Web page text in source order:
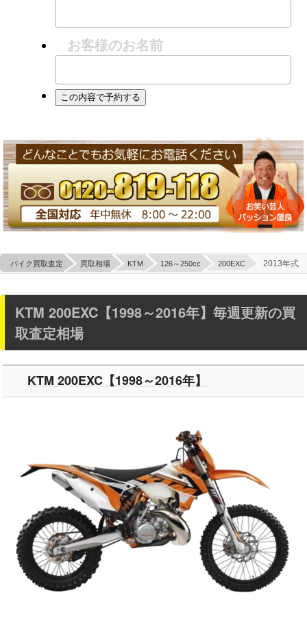
お客様のお名前
バイク買取査定 買取相場 KTM 126～250cc 200EXC 2013年式
KTM 200EXC【1998～2016年】毎週更新の買
取査定相場
KTM 200EXC【1998～2016年】